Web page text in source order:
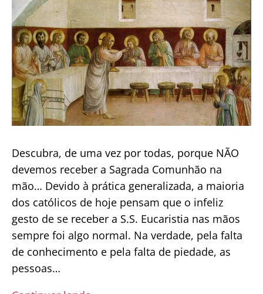
de
Joelhos
Descubra, de uma vez por todas, porque NÃO
devemos receber a Sagrada Comunhão na
mão… Devido à prática generalizada, a maioria
dos católicos de hoje pensam que o infeliz
gesto de se receber a S.S. Eucaristia nas mãos
sempre foi algo normal. Na verdade, pela falta
de conhecimento e pela falta de piedade, as
pessoas…